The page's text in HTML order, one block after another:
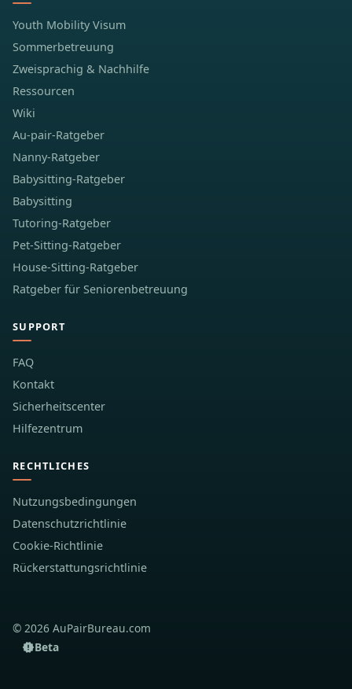
Youth Mobility Visum
Sommerbetreuung
Zweisprachig & Nachhilfe
Ressourcen
Wiki
Au-pair-Ratgeber
Nanny-Ratgeber
Babysitting-Ratgeber
Babysitting
Tutoring-Ratgeber
Pet-Sitting-Ratgeber
House-Sitting-Ratgeber
Ratgeber für Seniorenbetreuung
SUPPORT
FAQ
Kontakt
Sicherheitscenter
Hilfezentrum
RECHTLICHES
Nutzungsbedingungen
Datenschutzrichtlinie
Cookie-Richtlinie
Rückerstattungsrichtlinie
© 2026 AuPairBureau.com
Beta